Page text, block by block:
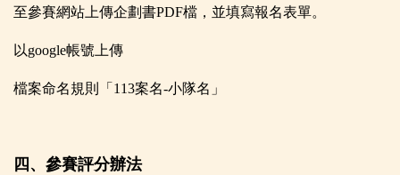
至參賽網站上傳企劃書PDF檔，並填寫報名表單。
以google帳號上傳
檔案命名規則「113案名-小隊名」
四、參賽評分辦法